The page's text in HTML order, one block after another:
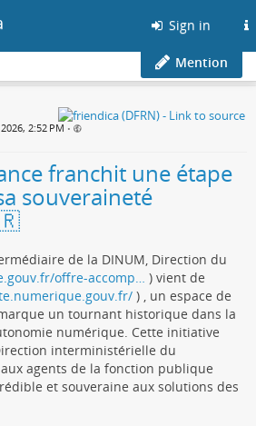
Sign in
Mention
2:52 PM •
franchit une étape
souveraineté
de la DINUM, Direction du
offre-accomp… ) vient de
) , un espace de
un tournant historique dans la
numérique. Cette initiative
interministérielle du
agents de la fonction publique
et souveraine aux solutions des